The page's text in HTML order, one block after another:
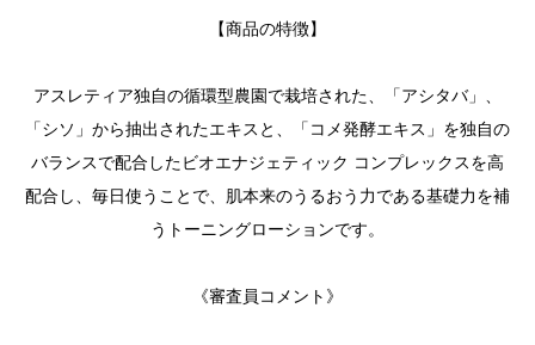
【商品の特徴】
アスレティア独自の循環型農園で栽培された、「アシタバ」、
「シソ」から抽出されたエキスと、「コメ発酵エキス」を独自の
バランスで配合したビオエナジェティック コンプレックスを高
配合し、毎日使うことで、肌本来のうるおう力である基礎力を補
うトーニングローションです。
《審査員コメント》